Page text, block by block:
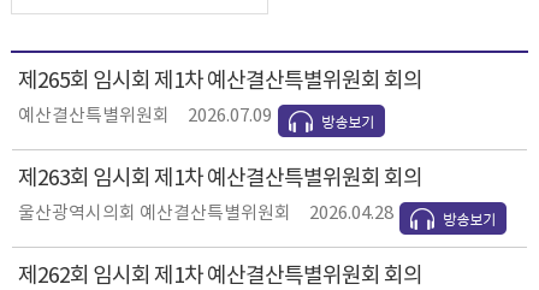
제265회 임시회 제1차 예산결산특별위원회 회의
예산결산특별위원회 2026.07.09
제263회 임시회 제1차 예산결산특별위원회 회의
울산광역시의회 예산결산특별위원회 2026.04.28
제262회 임시회 제1차 예산결산특별위원회 회의